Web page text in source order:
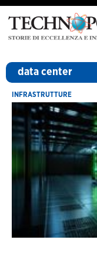
data center
INFRASTRUTTURE